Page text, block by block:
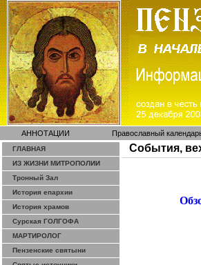
АННОТАЦИИ Православный
ГЛАВНАЯ
ИЗ ЖИЗНИ МИТРОПОЛИИ
Тронный Зал
История епархии
История храмов
Сурская ГОЛГОФА
МАРТИРОЛОГ
Пензенские святыни
События,